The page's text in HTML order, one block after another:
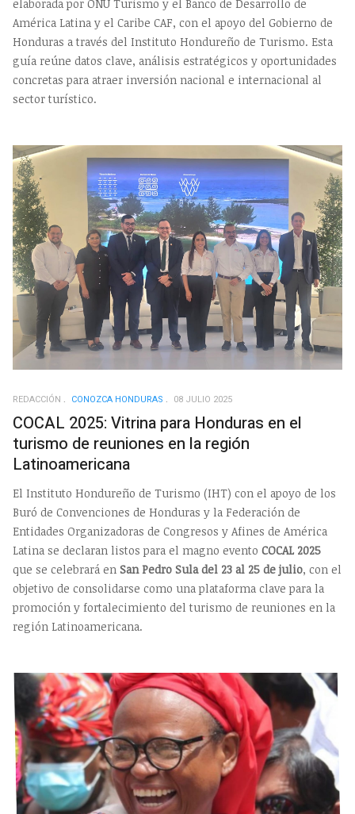
elaborada por ONU Turismo y el Banco de Desarrollo de
América Latina y el Caribe CAF, con el apoyo del Gobierno de
Honduras a través del Instituto Hondureño de Turismo. Esta
guía reúne datos clave, análisis estratégicos y oportunidades
concretas para atraer inversión nacional e internacional al
sector turístico.
REDACCIÓN CONOZCA HONDURAS 08 JULIO 2025
COCAL 2025: Vitrina para Honduras en el
turismo de reuniones en la región
Latinoamericana
El Instituto Hondureño de Turismo (IHT) con el apoyo de los
Buró de Convenciones de Honduras y la Federación de
Entidades Organizadoras de Congresos y Afines de América
Latina se declaran listos para el magno evento COCAL 2025
que se celebrará en San Pedro Sula del 23 al 25 de julio, con el
objetivo de consolidarse como una plataforma clave para la
promoción y fortalecimiento del turismo de reuniones en la
región Latinoamericana.